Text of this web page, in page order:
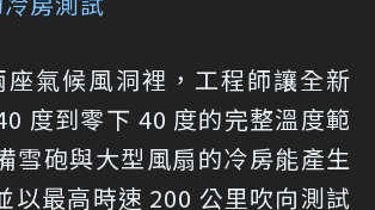
座氣候風洞裡，工程師讓全新
度到零下 40 度的完整溫度範
雪砲與大型風扇的冷房能產生
以最高時速 200 公里吹向測試